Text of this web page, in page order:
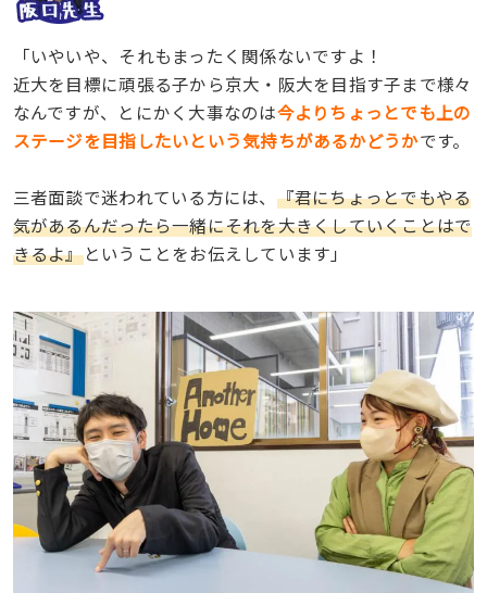
「いやいや、それもまったく関係ないですよ！
近大を目標に頑張る子から京大・阪大を目指す子まで様々
なんですが、とにかく大事なのは今よりちょっとでも上の
ステージを目指したいという気持ちがあるかどうかです。
三者面談で迷われている方には、 『君にちょっとでもやる
気があるんだったら一緒にそれを大きくしていくことはで
きるよ』ということをお伝えしています」